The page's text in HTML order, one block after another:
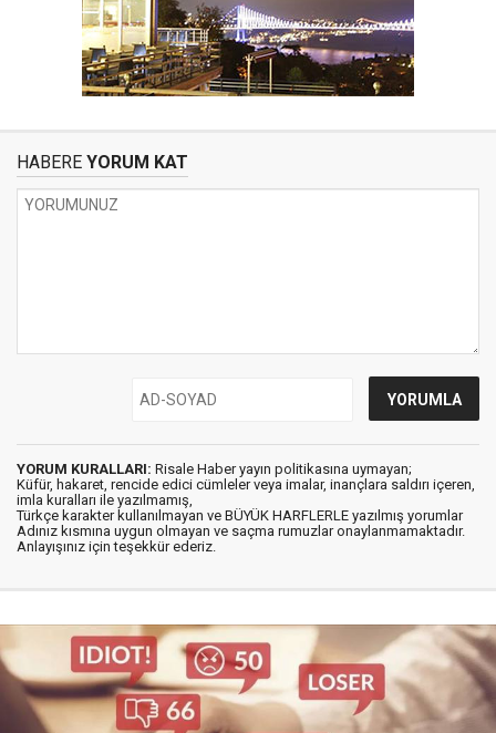
HABERE YORUM KAT
YORUM KURALLARI: Risale Haber yayın politikasına uymayan;
Küfür, hakaret, rencide edici cümleler veya imalar, inançlara saldırı içeren,
imla kuralları ile yazılmamış,
Türkçe karakter kullanılmayan ve BÜYÜK HARFLERLE yazılmış yorumlar
Adınız kısmına uygun olmayan ve saçma rumuzlar onaylanmamaktadır.
Anlayışınız için teşekkür ederiz.